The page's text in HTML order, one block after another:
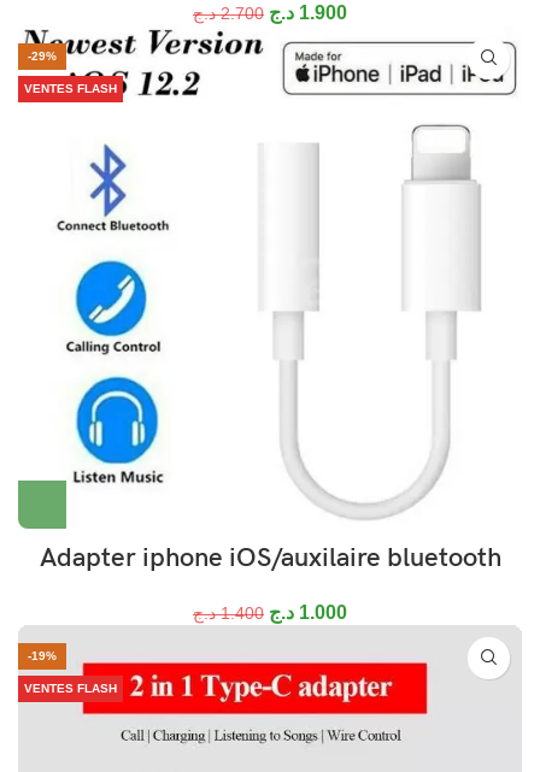
2.700 د.ج 1.900 د.ج
-29%
VENTES FLASH
Adapter iphone iOS/auxilaire bluetooth
1.400 د.ج 1.000 د.ج
-19%
VENTES FLASH